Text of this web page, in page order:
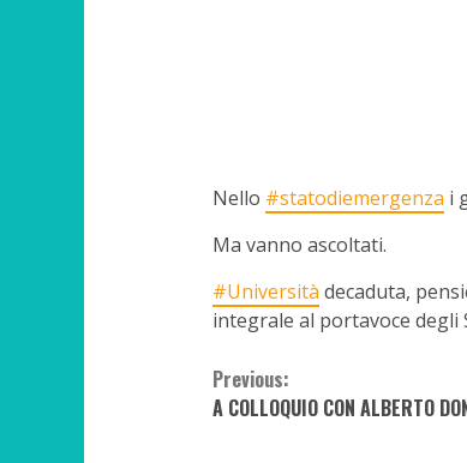
Nello #statodiemergenza i
Ma vanno ascoltati.
#Università decaduta,
integrale al portavoce
Continue
Reading
Previous:
A COLLOQUIO CON ALBERTO